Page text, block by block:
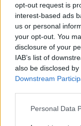
opt-out request is
interest-based ads
us or personal
your opt-out. You
disclosure of your
IAB’s list of
also be disclosed
Downstream
Personal Data
Ποτέ
τίτλο: Life Is A
Μάκης Μηλάτος